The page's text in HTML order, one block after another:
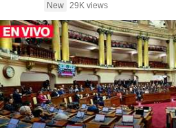
New 29K views